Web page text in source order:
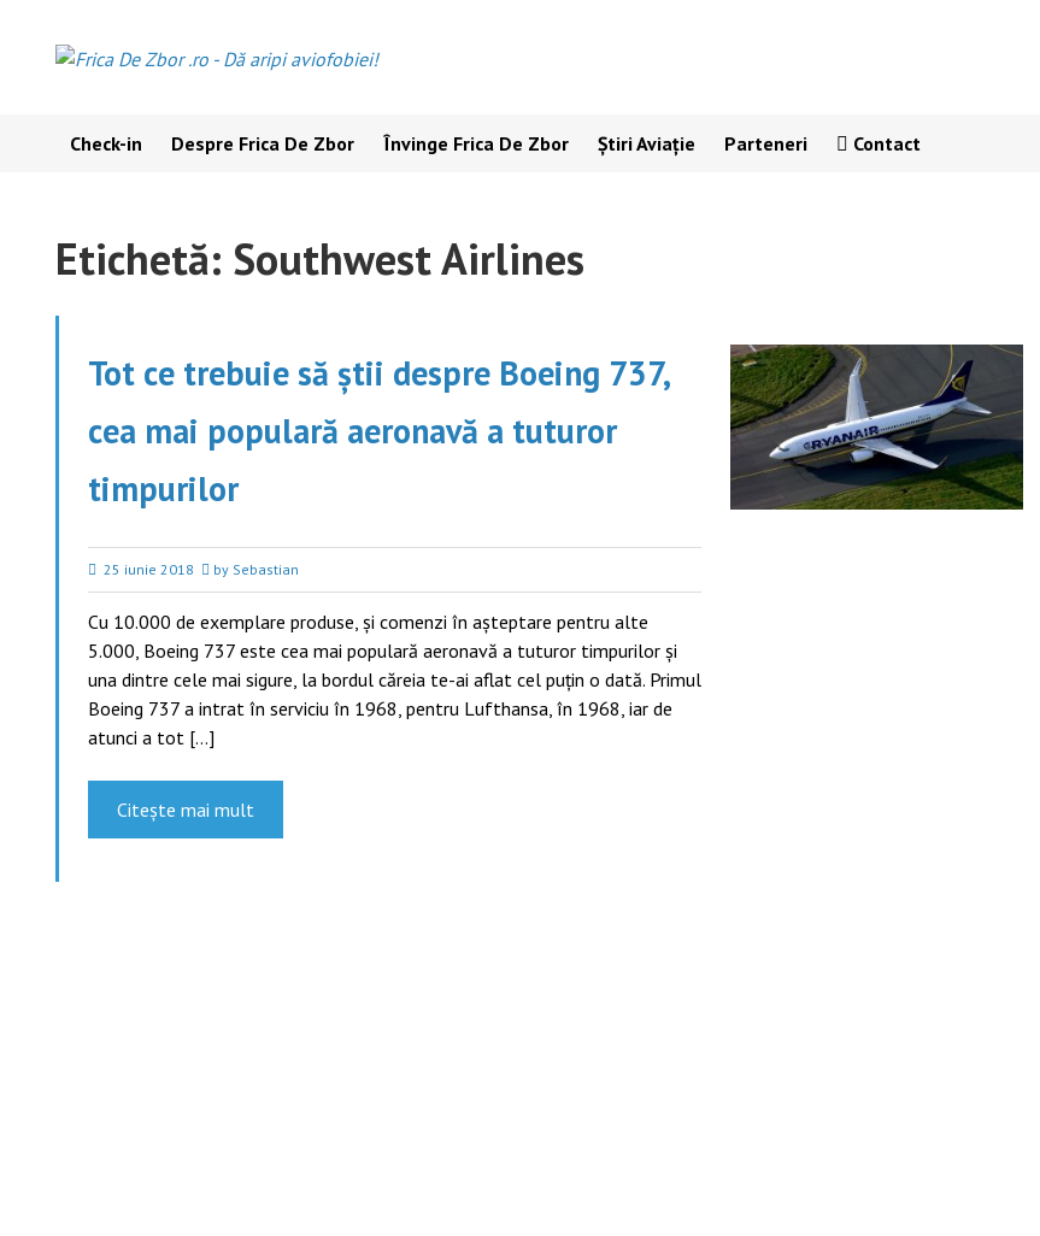
content
Check-in Despre Frica De Zbor Învinge Frica De Zbor Știri Aviație Parteneri Contact
Etichetă: Southwest Airlines
Tot ce trebuie să știi despre Boeing 737,
cea mai populară aeronavă a tuturor
timpurilor
25 iunie 2018 by Sebastian
Cu 10.000 de exemplare produse, și comenzi în așteptare pentru alte
5.000, Boeing 737 este cea mai populară aeronavă a tuturor timpurilor și
una dintre cele mai sigure, la bordul căreia te-ai aflat cel puțin o dată. Primul
Boeing 737 a intrat în serviciu în 1968, pentru Lufthansa, în 1968, iar de
atunci a tot […]
Citește mai mult